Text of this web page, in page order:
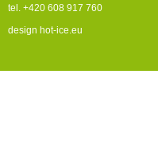
tel. +420 608 917 760
design hot-ice.eu